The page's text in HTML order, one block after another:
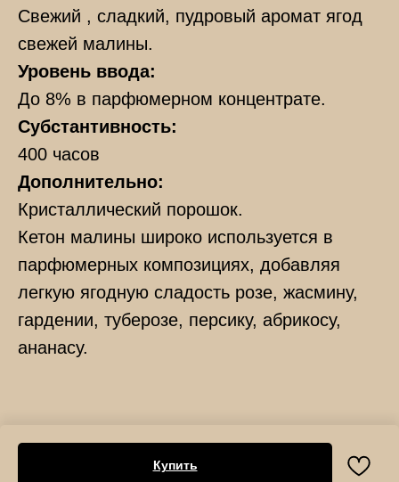
Купить
Свежий , сладкий, пудровый аромат ягод
свежей малины.
Уровень ввода:
До 8% в парфюмерном концентрате.
Субстантивность:
400 часов
Дополнительно:
Кристаллический порошок.
Кетон малины широко используется в
парфюмерных композициях, добавляя
легкую ягодную сладость розе, жасмину,
гардении, туберозе, персику, абрикосу,
ананасу.
Made on